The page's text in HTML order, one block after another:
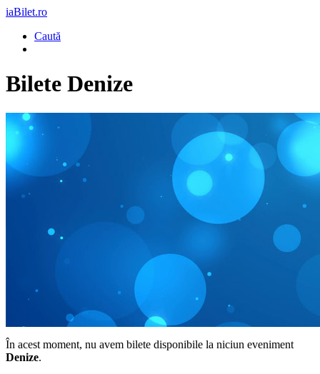
iaBilet.ro
Caută
Bilete Denize
În acest moment, nu avem bilete disponibile la niciun eveniment
Denize.